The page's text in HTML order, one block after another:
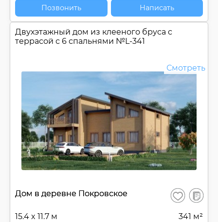
Позвонить Написать
Двухэтажный дом из клееного бруса c
террасой с 6 спальнями №L-341
Смотреть
Дом в деревне Покровское Сохранить
В
15.4 x 11.7 м 341 м²